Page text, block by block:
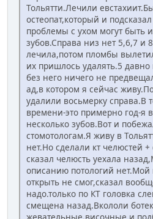
Тольятти.Лечили
остеопат,который и
проблемы с ухом могут быть
зубов.Справа низ нет 5,6,7 и
лечила,потом пломбы
их пришлось удалять.5
без него ничего не
ад,в котором я сейчас
удалили восьмерку справа.В
времени-это примерно год-я
несколько зубов.Вот и
стомотологам.Я живу в
нет.Но сделали кт челюстей +
сказал челюсть уехала
описанию потологий нет.Мой
открыть не смог,сказал
надо.только по КТ головка
смещена назад.Вкололи
жевательные,височные и